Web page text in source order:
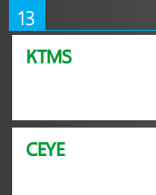
13
KTMS
CEYE